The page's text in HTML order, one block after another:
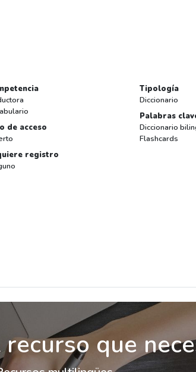
de acceso
registro
Tipología
Diccionario
Palabras
Diccionario
Flashcards
que